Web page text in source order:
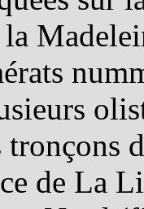
tronçons
de La